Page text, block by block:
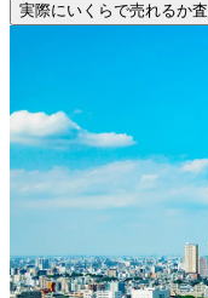
実際にいくらで売れるか